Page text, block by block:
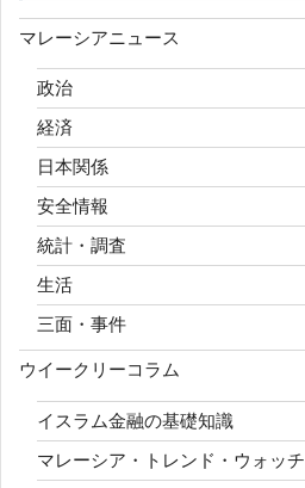
マレーシアニュース
政治
経済
日本関係
安全情報
統計・調査
生活
三面・事件
ウイークリーコラム
イスラム金融の基礎知識
マレーシア・トレンド・ウォッチ